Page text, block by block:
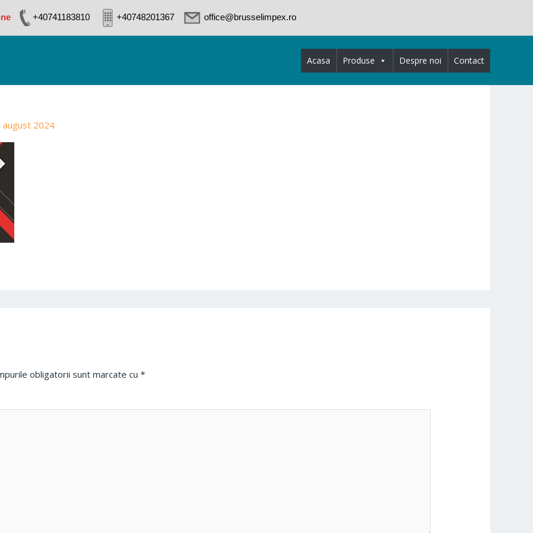
+40741183810 +40748201367 office@brusselimpex.ro
Acasa Produse Despre noi Contact
august 2024
obligatorii sunt marcate cu*